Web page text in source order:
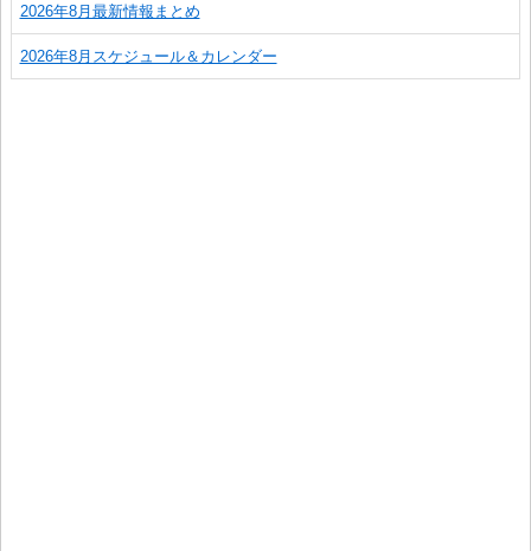
2026年8月最新情報まとめ
2026年8月スケジュール＆カレンダー